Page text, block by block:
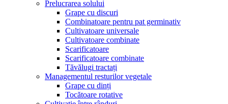
Prelucrarea solului
Grape cu discuri
Combinatoare pentru pat germinativ
Cultivatoare universale
Cultivatoare combinate
Scarificatoare
Scarificatoare combinate
Tăvălugi tractați
Managementul resturilor vegetale
Grape cu dinți
Tocătoare rotative